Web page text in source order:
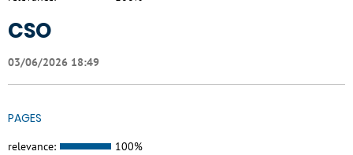
CSO
03/06/2026 18:49
PAGES
relevance: 100%